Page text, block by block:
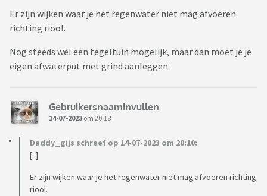
Er zijn wijken waar je het regenwater niet mag afvoeren
richting riool.
Nog steeds wel een tegeltuin mogelijk, maar dan moet je je
eigen afwaterput met grind aanleggen.
Gebruikersnaaminvullen
14-07-2023 om 20:18
Daddy_gijs schreef op 14-07-2023 om 20:10:
[..]
Er zijn wijken waar je het regenwater niet mag afvoeren richting
riool.